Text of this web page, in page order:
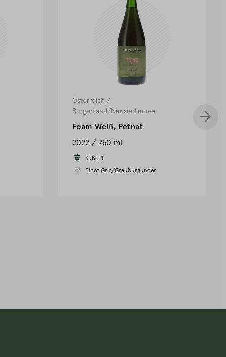
Österreich /
Burgenland/Neusiedlersee
Foam Weiß, Petnat
2022
750 ml
Süße: 1
Pinot Gris/Grauburgunder